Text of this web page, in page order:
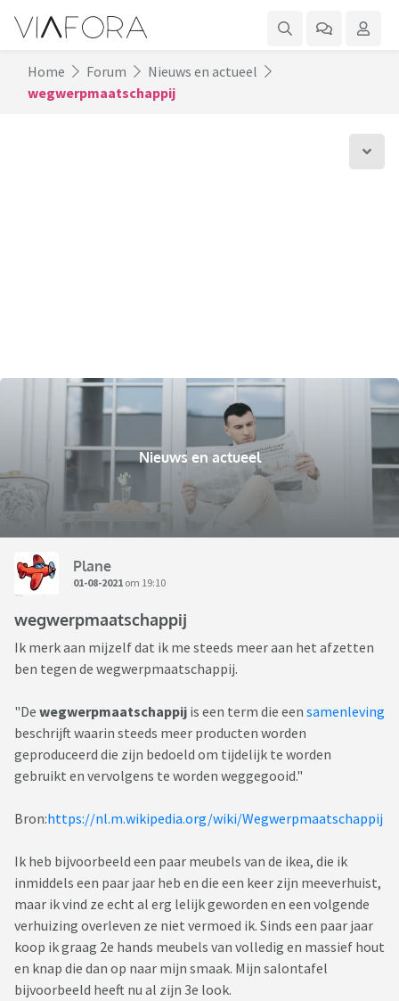
Home Forum
Nieuws en actueel
wegwerpmaatschappij
Nieuws en actueel
Plane
01-08-2021 om 19:10
wegwerpmaatschappij
Ik merk aan mijzelf dat ik me steeds meer aan het afzetten
ben tegen de wegwerpmaatschappij.
"De wegwerpmaatschappij is een term die een samenleving
beschrijft waarin steeds meer producten worden
geproduceerd die zijn bedoeld om tijdelijk te worden
gebruikt en vervolgens te worden weggegooid."
Bron:https://nl.m.wikipedia.org/wiki/Wegwerpmaatschappij
Ik heb bijvoorbeeld een paar meubels van de ikea, die ik
inmiddels een paar jaar heb en die een keer zijn meeverhuist,
maar ik vind ze echt al erg lelijk geworden en een volgende
verhuizing overleven ze niet vermoed ik. Sinds een paar jaar
koop ik graag 2e hands meubels van volledig en massief hout
en knap die dan op naar mijn smaak. Mijn salontafel
bijvoorbeeld heeft nu al zijn 3e look.